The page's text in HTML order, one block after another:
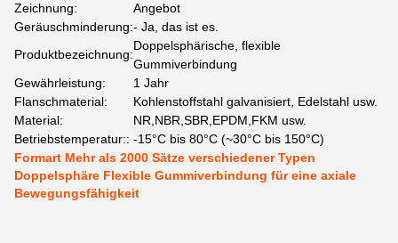
Zeichnung:
Angebot
Geräuschminderung:- Ja, das ist es.
Produktbezeichnung:
Doppelsphärische, flexible
Gummiverbindung
Gewährleistung:
1 Jahr
Flanschmaterial:
Kohlenstoffstahl galvanisiert, Edelstahl usw.
Material:
NR,NBR,SBR,EPDM,FKM usw.
Betriebstemperatur:: -15°C bis 80°C (~30°C bis 150°C)
Formart Mehr als 2000 Sätze verschiedener Typen
Doppelsphäre Flexible Gummiverbindung für eine axiale
Bewegungsfähigkeit